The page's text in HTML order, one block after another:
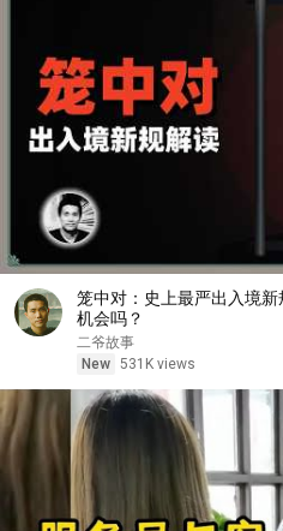
笼中对：史上最严出入境
机会吗？
二爷故事
New 531K views